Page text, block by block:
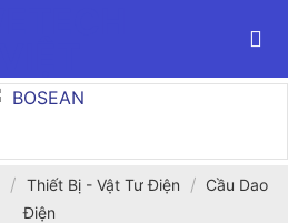
/ Thiết Bị - Vật Tư Điện / Cầu Dao
Điện